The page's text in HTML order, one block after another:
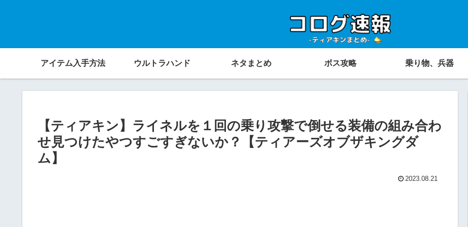
アイテム入手方法 ウルトラハンド ネタまとめ ボス攻略 乗り物、兵器
【ティアキン】ライネルを１回の乗り攻撃で倒せる装備の組み合わ
せ見つけたやつすごすぎないか？【ティアーズオブザキングダ
ム】
2023.08.21